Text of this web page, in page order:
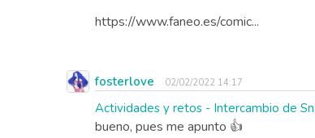
https://www.faneo.es/comic...
fosterlove 02/02/2022 14:17
Actividades y retos - Intercambio de
bueno, pues me apunto 👍